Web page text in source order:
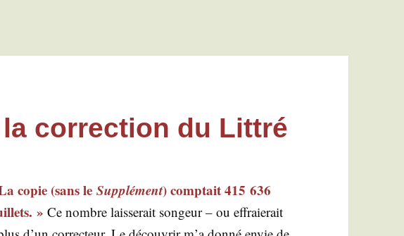
correction du Littré
copie (sans leSup­plé­ment) comp­tait 415 636
» Ce nombre lais­se­rait son­geur – ou effraie­rait